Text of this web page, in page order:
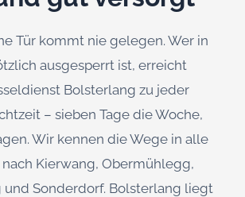
Tür kommt nie gelegen. Wer in
ausgesperrt ist, erreicht
Bolsterlang zu jeder
– sieben Tage die Woche,
Wir kennen die Wege in alle
Kierwang, Obermühlegg,
Sonderdorf. Bolsterlang liegt